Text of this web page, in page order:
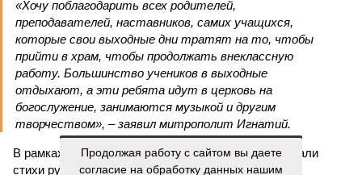
«Хочу поблагодарить всех родителей,
преподавателей, наставников, самих учащихся,
которые свои выходные дни тратят на то, чтобы
прийти в храм, чтобы продолжать внеклассную
работу. Большинство учеников в выходные
отдыхают, а эти ребята идут в церковь на
богослужение, занимаются музыкой и другим
творчеством», – заявил митрополит Игнатий.
В рамках концертной программы со сцены прозвучали
стихи русских поэтов:Николая Гумилева,Анны
Продолжая работу с сайтом вы даете
согласие на обработку данных нашим